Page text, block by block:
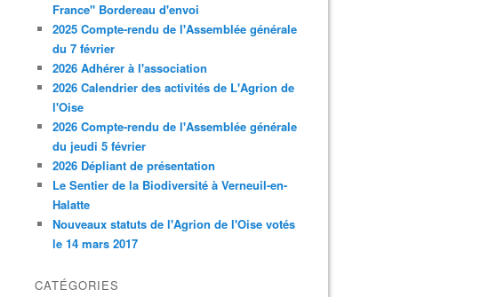
France" Bordereau d'envoi
2025 Compte-rendu de l'Assemblée générale
du 7 février
2026 Adhérer à l'association
2026 Calendrier des activités de L'Agrion de
l'Oise
2026 Compte-rendu de l'Assemblée générale
du jeudi 5 février
2026 Dépliant de présentation
Le Sentier de la Biodiversité à Verneuil-en-
Halatte
Nouveaux statuts de l'Agrion de l'Oise votés
le 14 mars 2017
CATÉGORIES